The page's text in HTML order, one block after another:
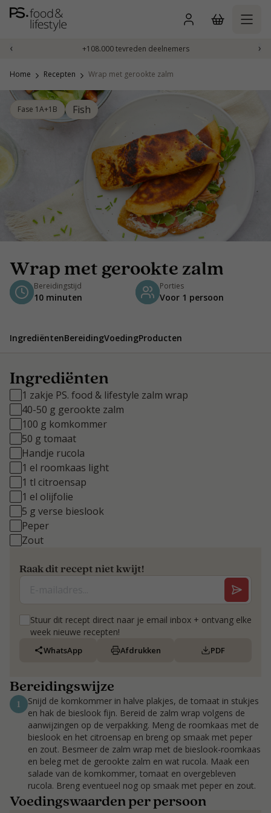
Naar
inhoud
‹ +108.000 tevreden deelnemers ›
Home Recepten Wrap met gerookte zalm
Fase 1A+1B Fish
Wrap met gerookte zalm
Bereidingstijd
10 minuten
Porties
Voor 1 persoon
IngrediëntenBereidingVoedingProducten
Ingrediënten
1 zakje PS. food & lifestyle zalm wrap
40-50 g gerookte zalm
100 g komkommer
50 g tomaat
Handje rucola
1 el roomkaas light
1 tl citroensap
1 el olijfolie
5 g verse bieslook
Peper
Zout
Raak dit recept niet kwijt!
Stuur dit recept direct naar je email inbox + ontvang elke
week nieuwe recepten!
WhatsApp Afdrukken PDF
Bereidingswijze
1
Snijd de komkommer in halve plakjes, de tomaat in stukjes
en hak de bieslook fijn. Bereid de zalm wrap volgens de
aanwijzingen op de verpakking. Meng de roomkaas met de
bieslook en het citroensap en breng op smaak met peper
en zout. Besmeer de zalm wrap met de bieslook-roomkaas
en beleg met de gerookte zalm en wat rucola. Maak een
salade van de komkommer, tomaat en overgebleven
rucola. Breng eventueel nog op smaak met peper en zout.
Voedingswaarden per persoon